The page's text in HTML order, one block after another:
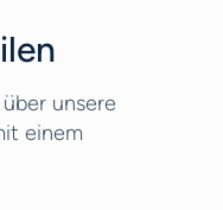
unsere
einem